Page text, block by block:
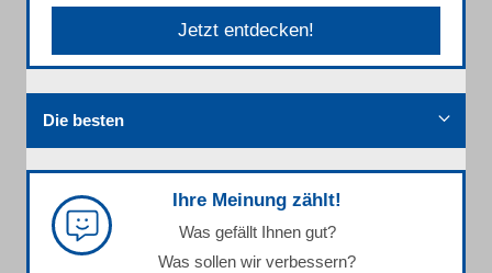
Jetzt entdecken!
Die besten
Ihre Meinung zählt!
Was gefällt Ihnen gut?
Was sollen wir verbessern?